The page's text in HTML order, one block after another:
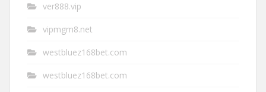
ver888.vip
vipmgm8.net
westbluez168bet.com
westbluez168bet.com